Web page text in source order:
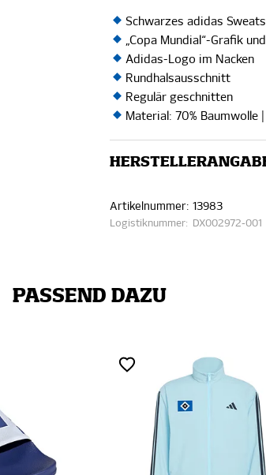
Schwarzes adidas
„Copa Mundial“-Grafik
Adidas-Logo im Nacken
Rundhalsausschnitt
Regulär geschnitten
Material: 70% Baumwolle
Artikelnummer: 13983
Logistiknummer: DX002972-001
PASSEND DAZU